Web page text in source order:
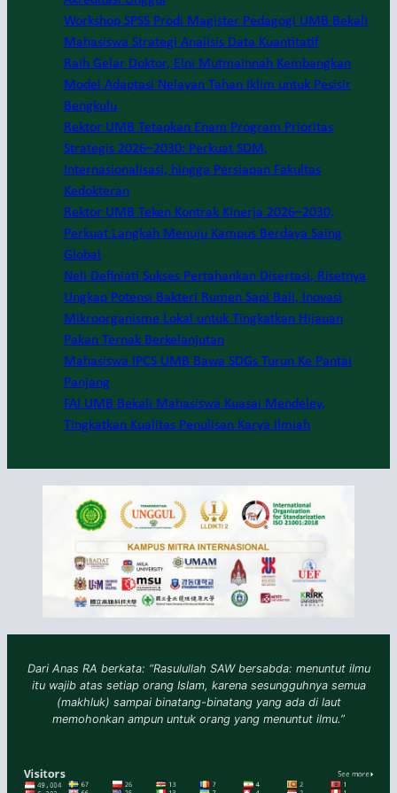
Workshop SPSS Prodi Magister Pedagogi UMB Bekali
Mahasiswa Strategi Analisis Data Kuantitatif
Raih Gelar Doktor, Elni Mutmainnah Kembangkan
Model Adaptasi Nelayan Tahan Iklim untuk Pesisir
Bengkulu
Rektor UMB Tetapkan Enam Program Prioritas
Strategis 2026–2030: Perkuat SDM,
Internasionalisasi, hingga Persiapan Fakultas
Kedokteran
Rektor UMB Teken Kontrak Kinerja 2026–2030,
Perkuat Langkah Menuju Kampus Berdaya Saing
Global
Neli Definiati Sukses Pertahankan Disertasi, Risetnya
Ungkap Potensi Bakteri Rumen Sapi Bali, Inovasi
Mikroorganisme Lokal untuk Tingkatkan Hijauan
Pakan Ternak Berkelanjutan
Mahasiswa IPCS UMB Bawa SDGs Turun Ke Pantai
Panjang
FAI UMB Bekali Mahasiswa Kuasai Mendeley,
Tingkatkan Kualitas Penulisan Karya Ilmiah
Dari Anas RA berkata: “Rasulullah SAW bersabda: menuntut ilmu
itu wajib atas setiap orang Islam, karena sesungguhnya semua
(makhluk) sampai binatang-binatang yang ada di laut
memohonkan ampun untuk orang yang menuntut ilmu.”